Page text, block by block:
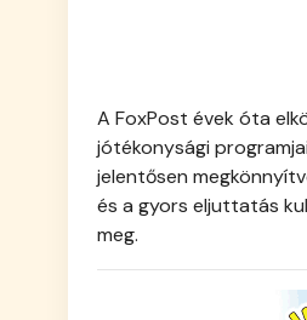
A FoxPost évek óta
jótékonysági
jelentősen
és a gyors eljuttatás
meg.